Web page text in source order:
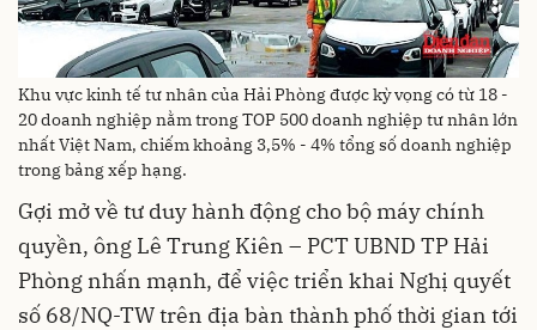
Khu vực kinh tế tư nhân của Hải Phòng được kỳ vọng có từ 18 -
20 doanh nghiệp nằm trong TOP 500 doanh nghiệp tư nhân lớn
nhất Việt Nam, chiếm khoảng 3,5% - 4% tổng số doanh nghiệp
trong bảng xếp hạng.
Gợi mở về tư duy hành động cho bộ máy chính
quyền, ông Lê Trung Kiên – PCT UBND TP Hải
Phòng nhấn mạnh, để việc triển khai Nghị quyết
số 68/NQ-TW trên địa bàn thành phố thời gian tới